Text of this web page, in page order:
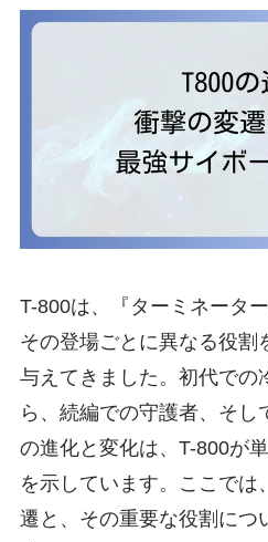
T-800は、『ターミネータ
その登場ごとに異なる役割
与えてきました。初代での
ら、続編での守護者、そし
の進化と変化は、T-800が
を示しています。ここでは
遷と、その重要な役割につ